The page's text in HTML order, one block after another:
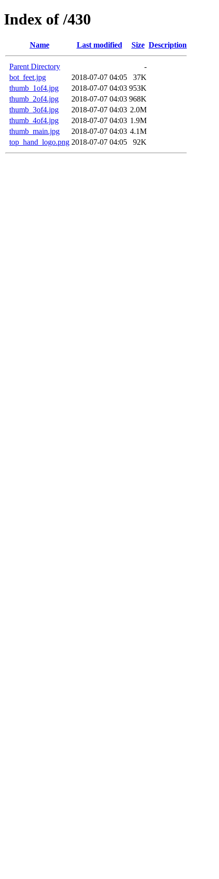
Index of /430
Name Last modified Size Description
Parent Directory
-
bot_feet.jpg
2018-07-07 04:05
37K
thumb_1of4.jpg
2018-07-07 04:03 953K
thumb_2of4.jpg
2018-07-07 04:03 968K
thumb_3of4.jpg
2018-07-07 04:03 2.0M
thumb_4of4.jpg
2018-07-07 04:03 1.9M
thumb_main.jpg
2018-07-07 04:03 4.1M
top_hand_logo.png 2018-07-07 04:05 92K